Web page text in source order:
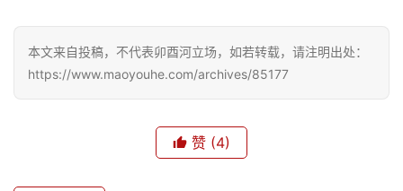
本文来自投稿，不代表卯酉河立场，如若转载，请注明出处：
https://www.maoyouhe.com/archives/85177
赞 (4)